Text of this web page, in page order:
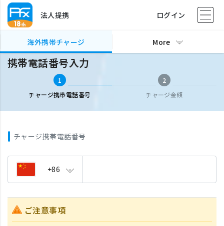
法人提携 ログイン
海外携帯チャージ More
海外携帯チャージ 携帯電話番号入力
携帯電話番号入力
1
チャージ携帯電話番号
2
チャージ金額
チャージ携帯電話番号
+86
ご注意事項